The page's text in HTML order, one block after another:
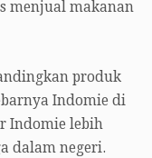
menjual makanan
produk
Indomie di
Indomie lebih
dalam negeri.